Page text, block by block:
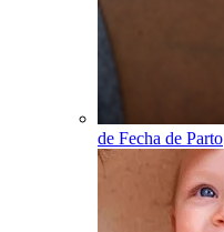
de Fecha de Parto